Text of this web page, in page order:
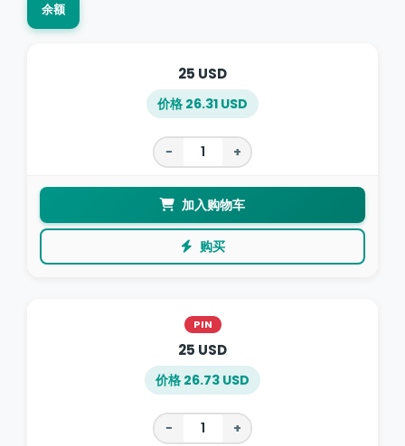
余额
25 USD
价格 26.31 USD
− +
加入购物车
购买
PIN
25 USD
价格 26.73 USD
− +